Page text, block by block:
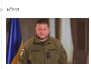
včera